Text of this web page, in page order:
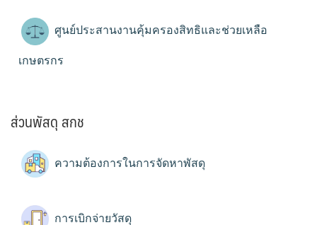
ศูนย์ประสานงานคุ้มครองสิทธิและช่วยเหลือ
เกษตรกร
ส่วนพัสดุ สกช
ความต้องการในการจัดหาพัสดุ
การเบิกจ่ายวัสดุ